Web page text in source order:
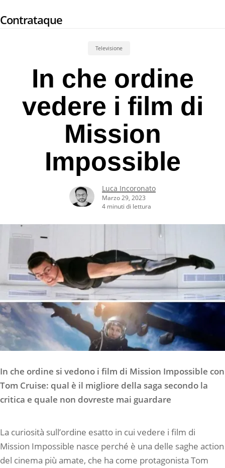
to
Contrataque
Televisione
In che ordine
vedere i film di
Mission
Impossible
Luca Incoronato
Marzo 29, 2023
4 minuti di lettura
In che ordine si vedono i film di Mission Impossible con
Tom Cruise: qual è il migliore della saga secondo la
critica e quale non dovreste mai guardare
La curiosità sull’ordine esatto in cui vedere i film di
Mission Impossible nasce perché è una delle saghe action
del cinema più amate, che ha come protagonista Tom